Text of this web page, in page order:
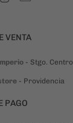
VENTA
- Stgo. Centro
- Providencia
PAGO